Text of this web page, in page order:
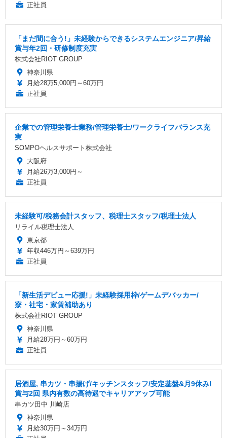
正社員
「まだ間に合う!」未経験からできるシステムエンジニア/昇給
賞与年2回・研修制度充実
株式会社RIOT GROUP
神奈川県
月給28万5,000円～60万円
正社員
企業での管理栄養士業務/管理栄養士/ワークライフバランス充
実
SOMPOヘルスサポート株式会社
大阪府
月給26万3,000円～
正社員
未経験可/税務会計スタッフ、税理士スタッフ/税理士法人
リライル税理士法人
東京都
年収446万円～639万円
正社員
「新生活デビュー応援!」未経験採用枠/ゲームデバッカー/
寮・社宅・家賃補助あり
株式会社RIOT GROUP
神奈川県
月給28万円～60万円
正社員
居酒屋, 串カツ・串揚げ/キッチンスタッフ/安定基盤&月9休み!
賞与2回 県内有数の高待遇でキャリアアップ可能
串カツ田中 川崎店
神奈川県
月給30万円～34万円